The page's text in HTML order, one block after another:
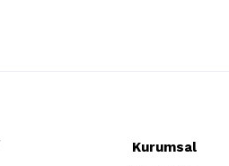
Kurumsal